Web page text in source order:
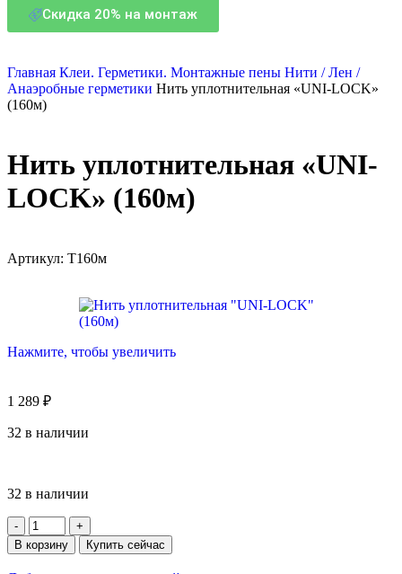
Скидка 20% на монтаж
Главная Клеи. Герметики. Монтажные пены Нити / Лен /
Анаэробные герметики Нить уплотнительная «UNI-LOCK»
(160м)
Нить уплотнительная «UNI-
LOCK» (160м)
Артикул: Т160м
Нажмите, чтобы увеличить
1 289 ₽
32 в наличии
32 в наличии
В корзину Купить сейчас